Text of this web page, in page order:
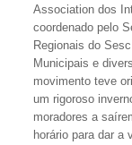
Association dos
coordenado pelo
Regionais do
Municipais e
movimento teve
um rigoroso
moradores a
horário para dar a